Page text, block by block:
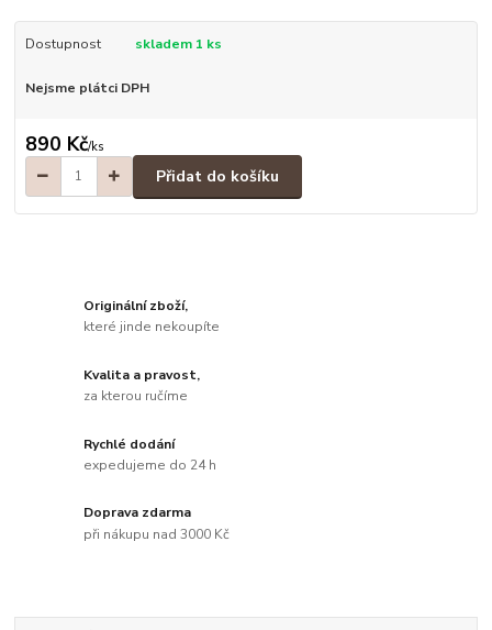
Dostupnost skladem 1 ks
Nejsme plátci DPH
890 Kč/ks
Přidat do košíku
Originální zboží,
které jinde nekoupíte
Kvalita a pravost,
za kterou ručíme
Rychlé dodání
expedujeme do 24 h
Doprava zdarma
při nákupu nad 3000 Kč